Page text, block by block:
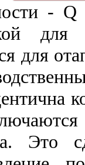
-
для
Это